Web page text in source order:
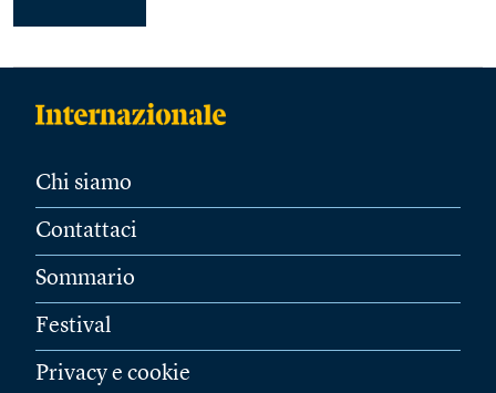
Chi siamo
Contattaci
Sommario
Festival
Privacy e cookie